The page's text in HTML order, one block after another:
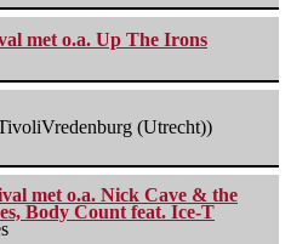
met o.a. Up The Irons
(Utrecht))
met o.a. Nick Cave & the
Body Count feat. Ice-T